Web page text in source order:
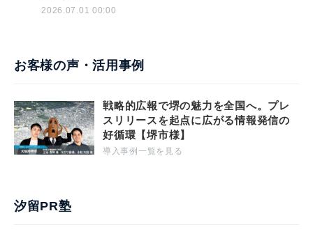
2026.07.01 00:00
お客様の声・活用事例
戦略的広報で堺の魅力を全国へ。プレ
スリリースを起点に広がる情報発信の
好循環【堺市様】
導入事例一覧を見る
汐留PR塾